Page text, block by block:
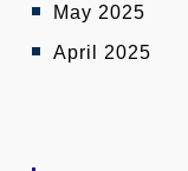
May 2025
April 2025